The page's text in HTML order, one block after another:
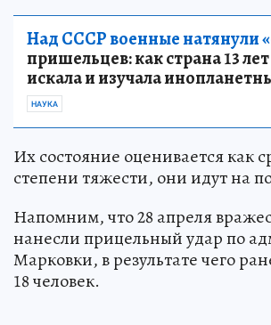
Над СССР военные натянули
пришельцев: как страна 13
искала и изучала
НАУКА
Их состояние оценивается как
степени тяжести, они идут на
Напомним, что 28 апреля
нанесли прицельный удар по
Марковки, в результате чего
18 человек.